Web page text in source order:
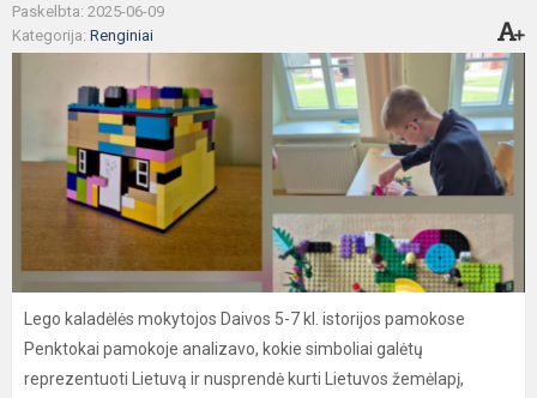
Paskelbta: 2025-06-09
Kategorija: Renginiai
Lego kaladėlės mokytojos Daivos 5-7 kl. istorijos pamokose
Penktokai pamokoje analizavo, kokie simboliai galėtų
reprezentuoti Lietuvą ir nusprendė kurti Lietuvos žemėlapį,